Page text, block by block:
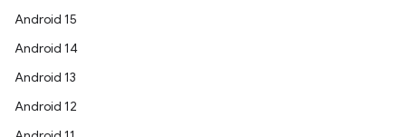
Android 15
Android 14
Android 13
Android 12